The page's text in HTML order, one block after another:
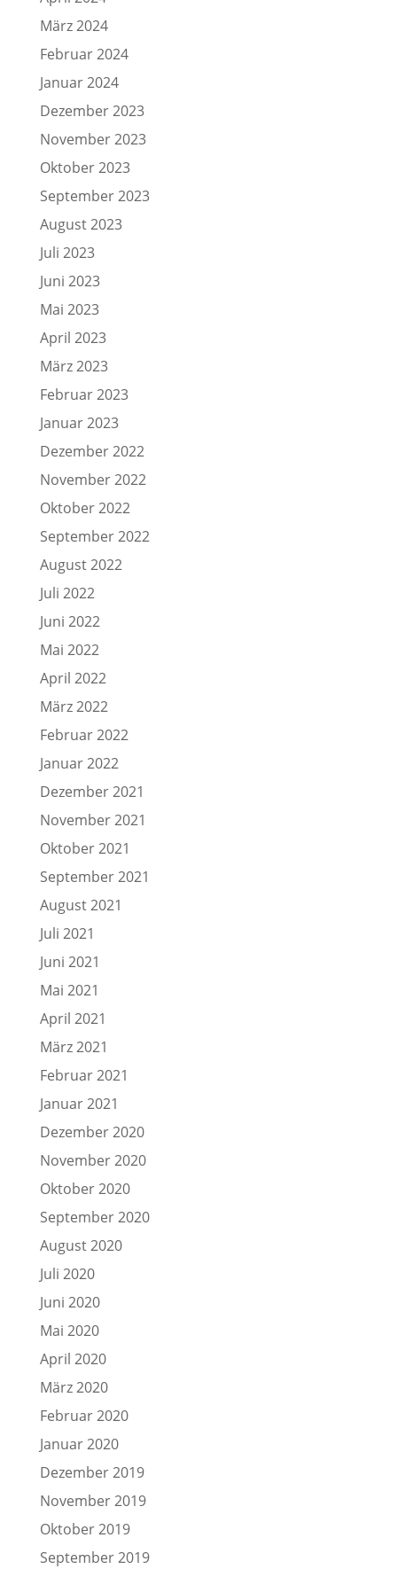
März 2024
Februar 2024
Januar 2024
Dezember 2023
November 2023
Oktober 2023
September 2023
August 2023
Juli 2023
Juni 2023
Mai 2023
April 2023
März 2023
Februar 2023
Januar 2023
Dezember 2022
November 2022
Oktober 2022
September 2022
August 2022
Juli 2022
Juni 2022
Mai 2022
April 2022
März 2022
Februar 2022
Januar 2022
Dezember 2021
November 2021
Oktober 2021
September 2021
August 2021
Juli 2021
Juni 2021
Mai 2021
April 2021
März 2021
Februar 2021
Januar 2021
Dezember 2020
November 2020
Oktober 2020
September 2020
August 2020
Juli 2020
Juni 2020
Mai 2020
April 2020
März 2020
Februar 2020
Januar 2020
Dezember 2019
November 2019
Oktober 2019
September 2019